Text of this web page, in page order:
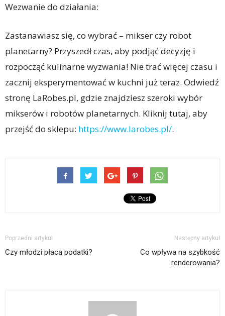
Wezwanie do działania:
Zastanawiasz się, co wybrać – mikser czy robot
planetarny? Przyszedł czas, aby podjąć decyzję i
rozpocząć kulinarne wyzwania! Nie trać więcej czasu i
zacznij eksperymentować w kuchni już teraz. Odwiedź
stronę LaRobes.pl, gdzie znajdziesz szeroki wybór
mikserów i robotów planetarnych. Kliknij tutaj, aby
przejść do sklepu: https://www.larobes.pl/.
Poprzedni artykuł
Czy młodzi płacą podatki?
Następny artykuł
Co wpływa na szybkość
renderowania?